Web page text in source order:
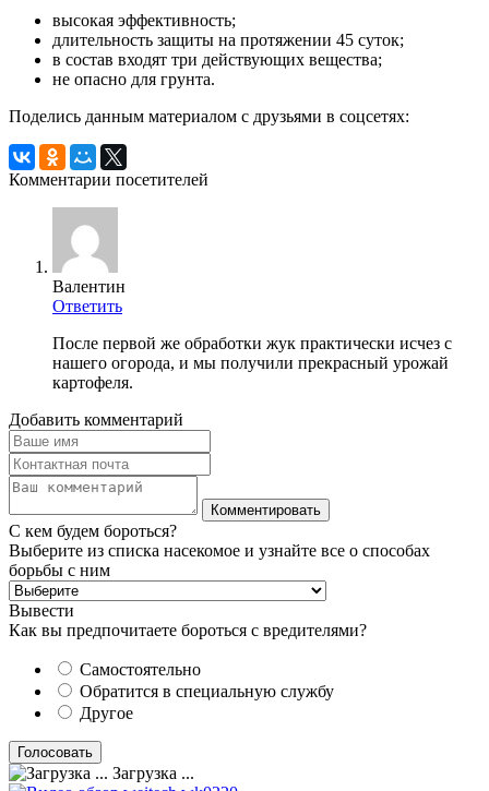
высокая эффективность;
длительность защиты на протяжении 45 суток;
в состав входят три действующих вещества;
не опасно для грунта.
Поделись данным материалом с друзьями в соцсетях:
Комментарии посетителей
Валентин
Ответить
После первой же обработки жук практически исчез с
нашего огорода, и мы получили прекрасный урожай
картофеля.
Добавить комментарий
С кем будем бороться?
Выберите из списка насекомое и узнайте все о способах
борьбы с ним
Вывести
Как вы предпочитаете бороться с вредителями?
Самостоятельно
Обратится в специальную службу
Другое
Загрузка ...